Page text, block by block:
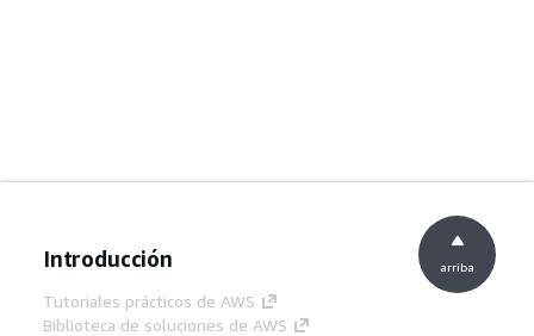
Introducción
Tutoriales prácticos de AWS
Biblioteca de soluciones de AWS
arriba